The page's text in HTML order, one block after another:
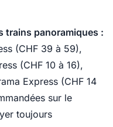
trains panoramiques :
(CHF 39 à 59),
(CHF 10 à 16),
Express (CHF 14
sur le
toujours